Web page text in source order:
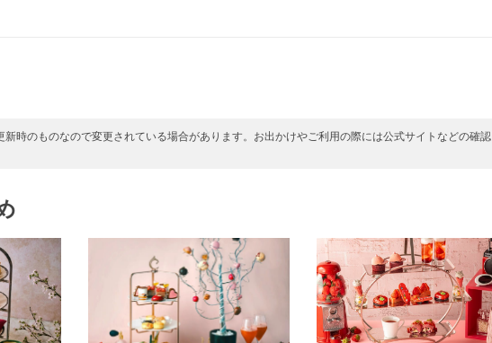
時のものなので変更されている場合があります。お出かけやご利用の際には公式サイトなどの確認